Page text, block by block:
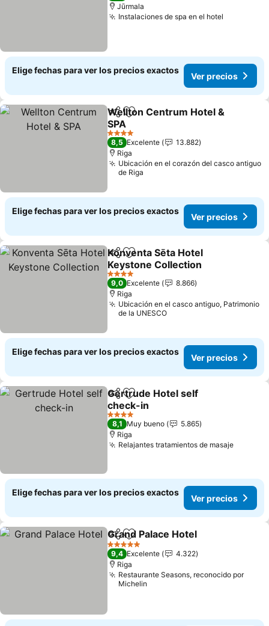
Jūrmala
Instalaciones de spa en el hotel
Elige fechas para ver los precios exactos
Ver precios
CompartirAgregar a favoritos
Wellton Centrum Hotel &
SPA
Ver precios
4 Estrellas
8,5 Excelente
13.882
Riga
Ubicación en el corazón del casco antiguo
de Riga
Elige fechas para ver los precios exactos
Ver precios
CompartirAgregar a favoritos
Konventa Sēta Hotel
Keystone Collection
Ver precios
4 Estrellas
9,0 Excelente
8.866
Riga
Ubicación en el casco antiguo, Patrimonio
de la UNESCO
Elige fechas para ver los precios exactos
Ver precios
CompartirAgregar a favoritos
Gertrude Hotel self
check-in
Ver precios
4 Estrellas
8,1 Muy bueno
5.865
Riga
Relajantes tratamientos de masajeVer
Elige fechas para ver los precios exactos
Ver precios
CompartirAgregar a favoritos
Grand Palace Hotel
5 Estrellas
9,4 Excelente
4.322
Riga
Restaurante Seasons, reconocido por
Michelin